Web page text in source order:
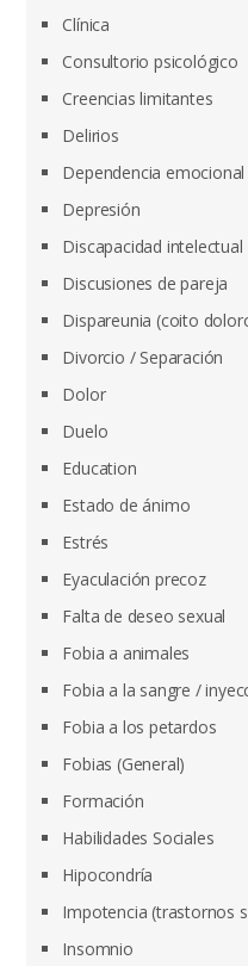
Clínica
Consultorio psicológico
Creencias limitantes
Delirios
Dependencia emocional
Depresión
Discapacidad intelectual
Discusiones de pareja
Dispareunia (coito
Divorcio / Separación
Dolor
Duelo
Education
Estado de ánimo
Estrés
Eyaculación precoz
Falta de deseo sexual
Fobia a animales
Fobia a la sangre /
Fobia a los petardos
Fobias (General)
Formación
Habilidades Sociales
Hipocondría
Impotencia (trastornos
Insomnio